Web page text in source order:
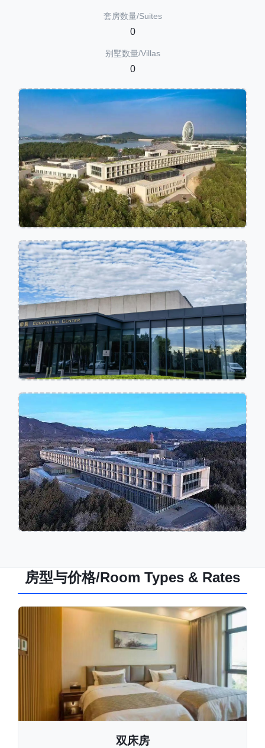
套房数量/Suites
0
别墅数量/Villas
0
房型与价格/Room Types & Rates
双床房